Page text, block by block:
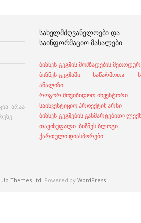
არაა
ᲡᲐᲮᲔᲚᲛᲫᲦᲕᲐᲜᲔᲚᲝᲔᲑᲘ ᲓᲐ
ᲡᲐᲘᲜᲤᲝᲠᲛᲐᲪᲘᲝ ᲛᲐᲡᲐᲚᲔᲑᲘ
ბიზნეს-გეგმის მომზადების
ბიზნეს-გეგმაში საწარმოთა
ანალიზი
როგორ მოვიზიდოთ ინვესტორი
საინვესტიციო პროექტის არსი
ბიზნეს-გეგმების განმარტებითი
თავისუფალი ბიზნეს ბლოგი
ქართული დიასპორები
Themes Ltd. Powered by WordPress.